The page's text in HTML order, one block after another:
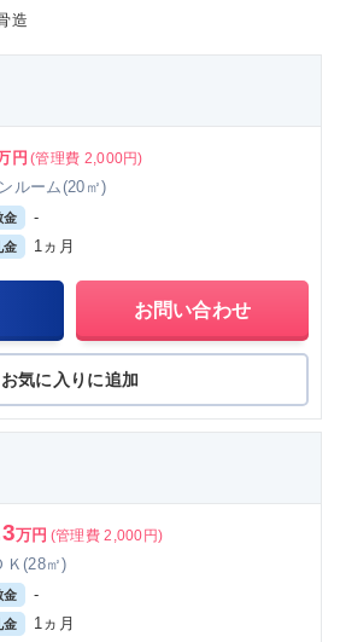
造
円 (管理費 2,000円)
ルーム(20㎡)
金 -
金 1ヵ月
お問い合わせ
お気に入りに追加
万円 (管理費 2,000円)
Ｋ(28㎡)
金 -
金 1ヵ月